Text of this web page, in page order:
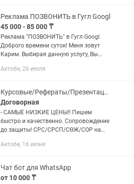
Реклама ПОЗВОНИТЬ в Гугл Googl
45 000 - 85 000 ₸
Реклама "ПОЗВОНИТЬ" в Гугл Googl
Доброго времени суток! Меня зовут
Карим. Выбирая данную услугу, Вы
настройку специального объявления в
Актобе, 26 июля
Курсовые/Рефераты/Презентации/Эссе/СРСП/
Договорная
- САМЫЕ НИЗКИЕ ЦЕНЫ!! Пишем
быстро и качественно. Сопровождение
до защиты! СРС/СРСП/СӨЖ/СОР на
Курсовые работы (Антиплагиат): - на
Актобе, 16 июня
Чат бот для WhatsApp
от 10 000 ₸